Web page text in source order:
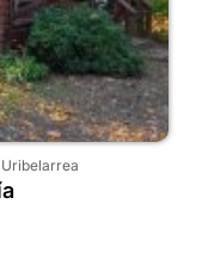
Uribelarrea